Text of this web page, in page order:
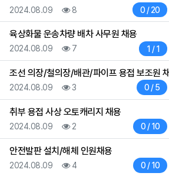
채용인원
0 / 20
등록일
2024.08.09 조회
8
육상화물 운송차량 배차 사무원 채용
채용인원
1 / 1
등록일
2024.08.09 조회
7
조선 의장/철의장/배관/파이프 용접 보조원
채용인원
0 / 5
등록일
2024.08.09 조회
3
취부 용접 사상 오토캐리지 채용
채용인원
0 / 10
등록일
2024.08.09 조회
2
안전발판 설치/해체 인원채용
채용인원
0 / 10
등록일
2024.08.09 조회
4